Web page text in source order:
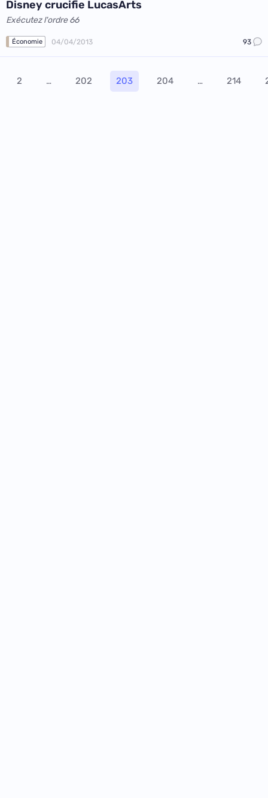
Disney crucifie LucasArts
Exécutez l'ordre 66
Économie 04/04/2013 93
2 … 202 203 204 … 214